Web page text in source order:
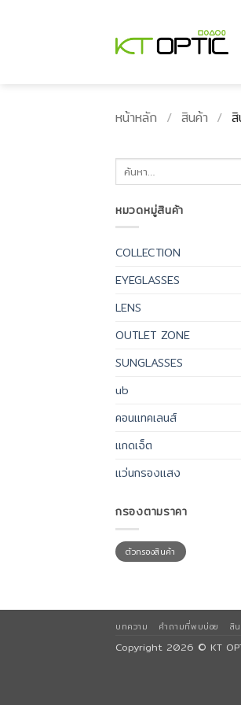
หน้าหลัก / สินค้า /
ค้นหา:
หมวดหมู่สินค้า
COLLECTION
EYEGLASSES
LENS
OUTLET ZONE
SUNGLASSES
ub
คอนแทคเลนส์
แกดเจ็ต
แว่นกรองแสง
กรองตามราคา
ราคา
ต่ำ
สุด
ราคา
สูงสุดตัวกรองสินค้า
บทความ คำถามที่พบบ่อย สิ
Copyright 2026 © KT